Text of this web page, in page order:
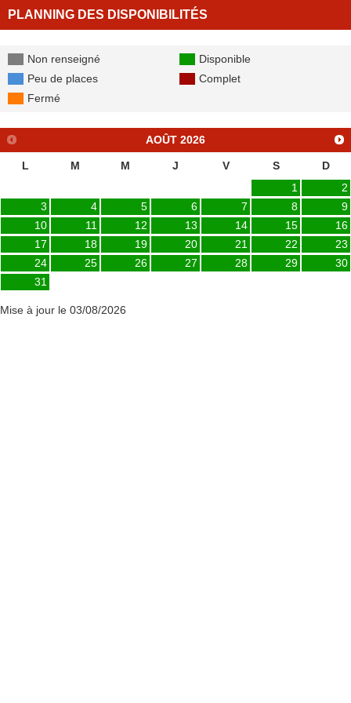
PLANNING DES DISPONIBILITÉS
Non renseigné
Disponible
Peu de places
Complet
Fermé
AOÛT 2026
L M M J V S
D
1
2
3
4 5 6 7 8
9
10
11 12 13 14 15
16
17
18 19 20 21 22
23
24
25 26 27 28 29
30
31
Mise à jour le 03/08/2026